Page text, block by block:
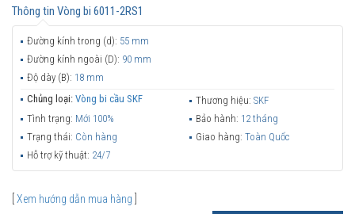
Thông tin Vòng bi 6011-2RS1
Đường kính trong (d): 55 mm
Đường kính ngoài (D): 90 mm
Độ dày (B): 18 mm
Chủng loại: Vòng bi cầu SKF Thương hiệu: SKF
Tình trạng: Mới 100% Bảo hành: 12 tháng
Trạng thái: Còn hàng Giao hàng: Toàn Quốc
Hỗ trợ kỹ thuật: 24/7
Xem hướng dẫn mua hàng